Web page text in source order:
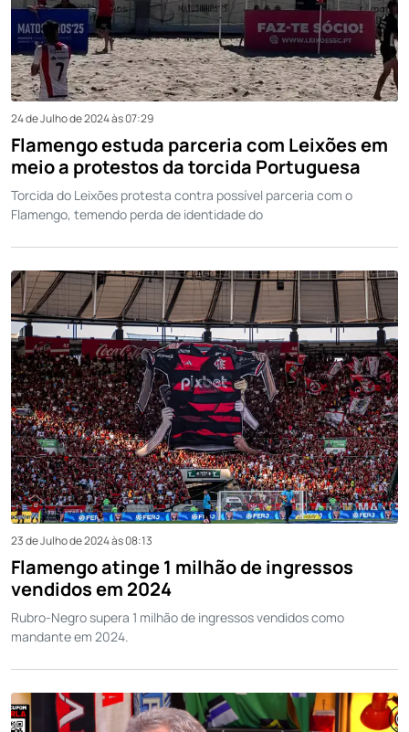
24 de Julho de 2024 às 07:29
Flamengo estuda parceria com Leixões em
meio a protestos da torcida Portuguesa
Torcida do Leixões protesta contra possível parceria com o
Flamengo, temendo perda de identidade do
23 de Julho de 2024 às 08:13
Flamengo atinge 1 milhão de ingressos
vendidos em 2024
Rubro-Negro supera 1 milhão de ingressos vendidos como
mandante em 2024.